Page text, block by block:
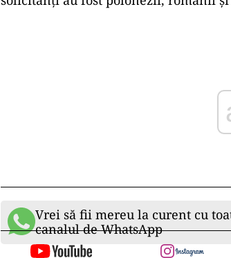
Vrei să fii mereu la curent cu
canalul de WhatsApp